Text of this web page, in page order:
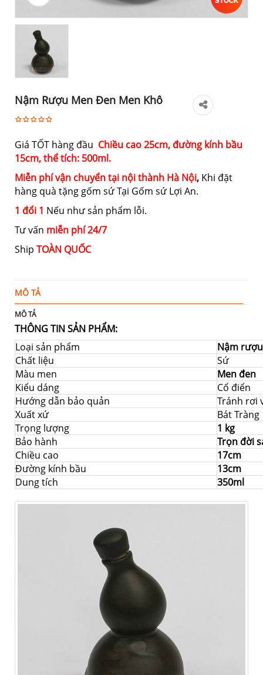
Nậm Rượu Men Đen Men Khô
Giá TỐT hàng đầu Chiều cao 25cm, đường kính bầu
15cm, thể tích: 500ml.
Miễn phí vận chuyển tại nội thành Hà Nội, Khi đặt
hàng quà tặng gốm sứ Tại Gốm sứ Lợi An.
1 đổi 1 Nếu như sản phẩm lỗi.
Tư vấn miễn phí 24/7
Ship TOÀN QUỐC
MÔ TẢ
MÔ TẢ
THÔNG TIN SẢN PHẨM:
Loại sản phẩm
Nậm
Chất liệu
Sứ
Màu men
Men đen
Kiểu dáng
Cổ điển
Hướng dẫn bảo quản
Tránh rơi
Xuất xứ
Bát Tràng
Trọng lượng
1 kg
Bảo hành
Trọn đời
Chiều cao
17cm
Đường kính bầu
13cm
Dung tích
350ml